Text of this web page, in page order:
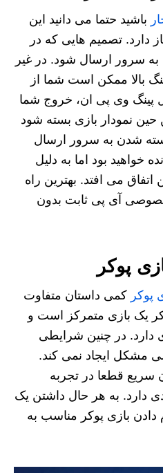
باشید حتما می دانید این
دارد. تصمیم هایی که در
به سرور ارسال شود. در غیر
بالا ممکن است شما از
پینگ وی پی ان، خروج شما
نمودار بازی بسته شود
شدن به سرور ارسال
خواهید بود اما به دلیل
می افتد. بهترین راه
آی پی ثابت بدون
پوکر
پوکر کمی داستان متفاوت
یک بازی متمرکز است و
دارد. در چنین شرایطی
مشکل ایجاد نمی کند.
سریع قطعا در تجربه
دارد. به هر حال داشتن یک
بازی پوکر مناسب به